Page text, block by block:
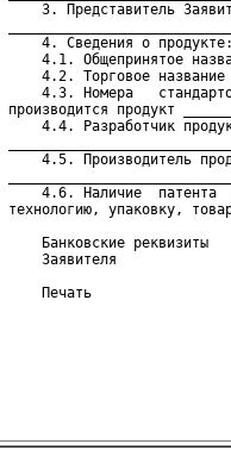
Представитель
Сведения о продукте:
Общепринятое название
Торговое название
Номера   стандартов
продукт
Разработчик продукта
Производитель
Наличие  патента
упаковку,
реквизиты